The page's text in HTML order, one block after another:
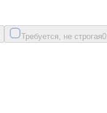
Требуется, не строгая0